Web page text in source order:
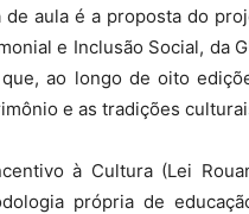
aula é a proposta do
e Inclusão Social, da
ao longo de oito
e as tradições
à Cultura (Lei
própria de